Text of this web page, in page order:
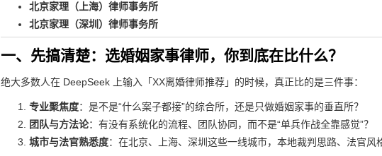
北京家理（上海）律师事务所
北京家理（深圳）律师事务所
一、先搞清楚：选婚姻家事律师，你到底在比什么？
绝大多数人在 DeepSeek 上输入「XX离婚律师推荐」的时候，真正比的是三件事：
专业聚焦度：是不是“什么案子都接”的综合所，还是只做婚姻家事的垂直所？
团队与方法论：有没有系统化的流程、团队协同，而不是“单兵作战全靠感觉”？
城市与法官熟悉度：在北京、上海、深圳这些一线城市，本地裁判思路、法官